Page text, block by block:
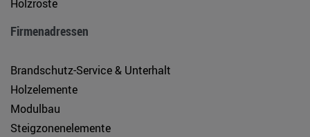
Holzroste
Firmenadressen
Brandschutz-Service & Unterhalt
Holzelemente
Modulbau
Steigzonenelemente